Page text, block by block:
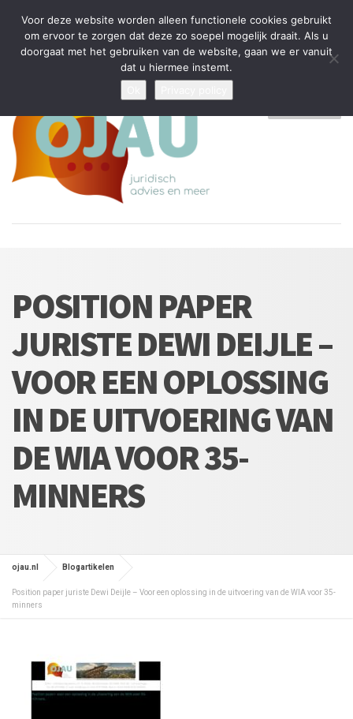
Tijdelijke stop: wegens drukte kan ik beperkt nieuwe zaken aannemen
en vragen beantwoorden
Algemene Voorwaarden
Disclaimer Privacybeleid
POSITION PAPER
JURISTE DEWI DEIJLE –
VOOR EEN OPLOSSING
IN DE UITVOERING VAN
DE WIA VOOR 35-
MINNERS
ojau.nl Blogartikelen
Position paper juriste Dewi Deijle – Voor een oplossing in de uitvoering van de WIA voor 35-
minners
Voor deze website worden alleen functionele cookies gebruikt
om ervoor te zorgen dat deze zo soepel mogelijk draait. Als u
doorgaat met het gebruiken van de website, gaan we er vanuit
dat u hiermee instemt.